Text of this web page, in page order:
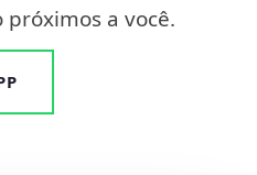
próximos a você.